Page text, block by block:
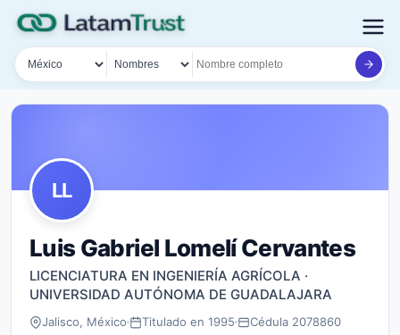
País
Tipo de búsqueda
Nombre o documento
LL
Luis Gabriel Lomelí Cervantes
LICENCIATURA EN INGENIERÍA AGRÍCOLA ·
UNIVERSIDAD AUTÓNOMA DE GUADALAJARA
Jalisco, México Titulado en 1995 Cédula 2078860